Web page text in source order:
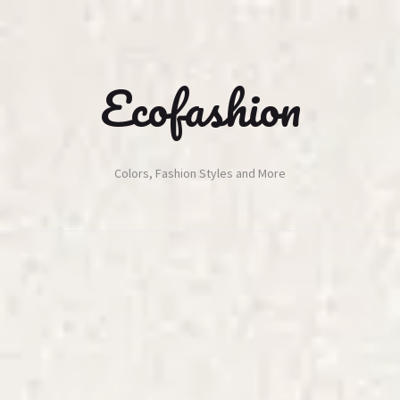
Ecofashion
Colors, Fashion Styles and More